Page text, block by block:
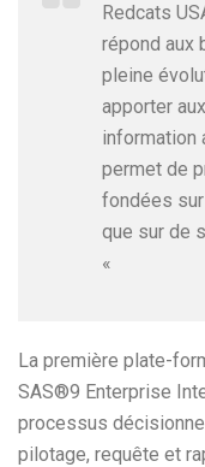
Redcats
répond aux
pleine
apporter
information
permet de
fondées
que sur de
«
La première plate-
SAS®9 Enterprise
processus
pilotage, requête et